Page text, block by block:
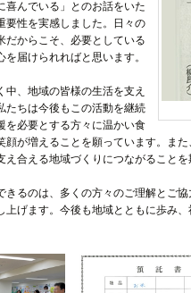
喜んでいる」とのお話をいた
要性を実感しました。日々の
だからこそ、必要としている
届けられればと思います。
中、地域の皆様の生活を支え
たちは今後もこの活動を継続
を必要とする方々に温かい食
顔が増えることを願っています。ま
え合える地域づくりにつながること
きるのは、多くの方々のご理解とご
上げます。今後も地域とともに歩み